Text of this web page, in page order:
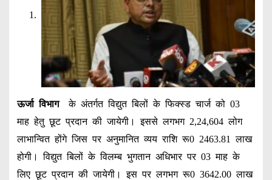
ऊर्जा विभाग
के अंतर्गत विद्युत बिलों के फिक्स्ड चार्ज को 03
माह हेतु छूट प्रदान की जायेगी। इससे लगभग 2,24,604 लोग
लाभान्वित होंगे जिस पर अनुमानित व्यय राशि रू0 2463.81 लाख
होगी। विद्युत बिलों के विलम्ब भुगतान अधिभार पर 03 माह के
लिए छूट प्रदान की जायेगी। इस पर लगभग रू0 3642.00 लाख